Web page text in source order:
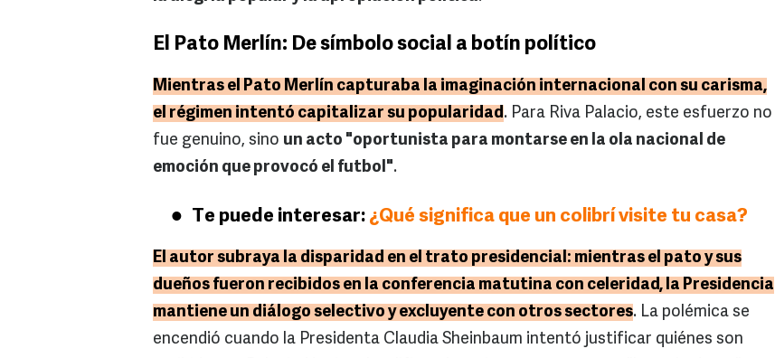
El Pato Merlín: De símbolo social a botín político
Mientras el Pato Merlín capturaba la imaginación internacional con su carisma,
el régimen intentó capitalizar su popularidad. Para Riva Palacio, este esfuerzo no
fue genuino, sino un acto "oportunista para montarse en la ola nacional de
emoción que provocó el futbol".
Te puede interesar: ¿Qué significa que un colibrí visite tu casa?
El autor subraya la disparidad en el trato presidencial: mientras el pato y sus
dueños fueron recibidos en la conferencia matutina con celeridad, la Presidencia
mantiene un diálogo selectivo y excluyente con otros sectores. La polémica se
encendió cuando la Presidenta Claudia Sheinbaum intentó justificar quiénes son